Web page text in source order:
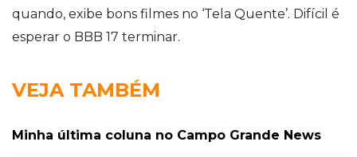
quando, exibe bons filmes no ‘Tela Quente’. Difícil é
esperar o BBB 17 terminar.
VEJA TAMBÉM
Minha última coluna no Campo Grande News